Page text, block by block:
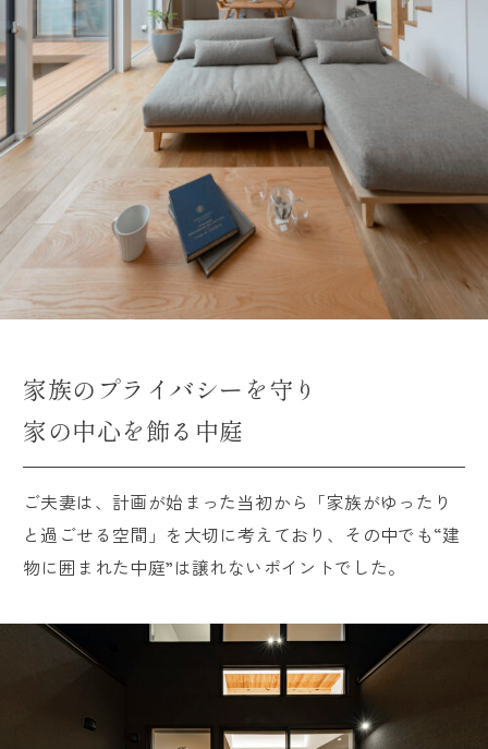
家族のプライバシーを守り
家の中心を飾る中庭
ご夫妻は、計画が始まった当初から「家族がゆったり
と過ごせる空間」を大切に考えており、その中でも“建
物に囲まれた中庭”は譲れないポイントでした。